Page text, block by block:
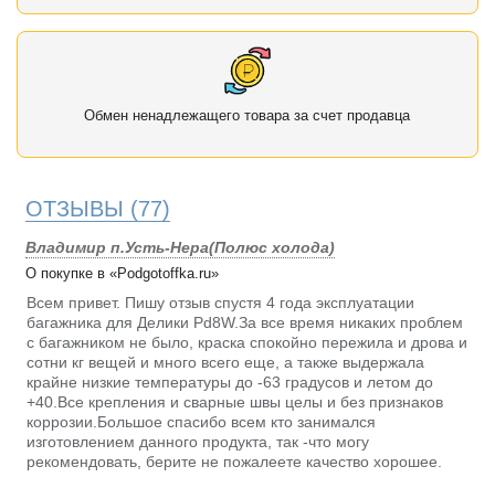
Обмен ненадлежащего товара за счет продавца
ОТЗЫВЫ (77)
Владимир п.Усть-Нера(Полюс холода)
О покупке в «Podgotoffka.ru»
Всем привет. Пишу отзыв спустя 4 года эксплуатации
багажника для Делики Pd8W.За все время никаких проблем
с багажником не было, краска спокойно пережила и дрова и
сотни кг вещей и много всего еще, а также выдержала
крайне низкие температуры до -63 градусов и летом до
+40.Все крепления и сварные швы целы и без признаков
коррозии.Большое спасибо всем кто занимался
изготовлением данного продукта, так -что могу
рекомендовать, берите не пожалеете качество хорошее.